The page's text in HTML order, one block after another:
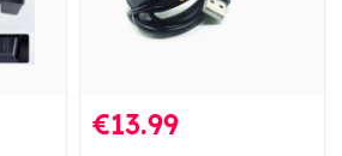
€13.99